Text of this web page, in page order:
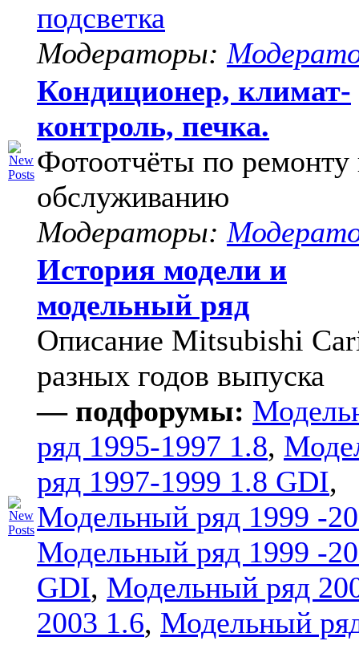
подсветка
Модераторы:
Кондиционер, климат-
контроль, печка.
Фотоотчёты по ремонту
обслуживанию
Модераторы:
История модели и
модельный ряд
Описание Mitsubishi
разных годов выпуска
— подфорумы:
ряд 1995-1997 1.8,
ряд 1997-1999 1.8 GDI,
Модельный ряд 1999 -
Модельный ряд 1999 -
GDI, Модельный ряд
2003 1.6, Модельный